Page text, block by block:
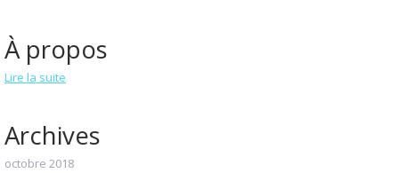
À propos
Lire la suite
Archives
octobre 2018